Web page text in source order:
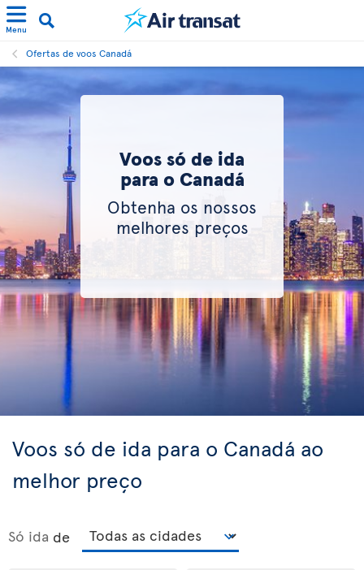
Menu
Ofertas de voos Canadá
Voos só de ida
para o Canadá
Obtenha os nossos
melhores preços
Voos só de ida para o Canadá ao
melhor preço
Só ida de